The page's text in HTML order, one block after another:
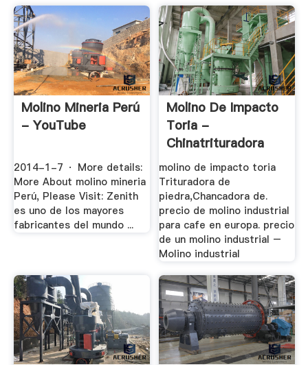
Molino Mineria Perú
- YouTube
2014-1-7 · More details:
More About molino mineria
Perú, Please Visit: Zenith
es uno de los mayores
fabricantes del mundo ...
Molino De Impacto
Toria -
Chinatrituradora
molino de impacto toria
Trituradora de
piedra,Chancadora de.
precio de molino industrial
para cafe en europa. precio
de un molino industrial –
Molino industrial